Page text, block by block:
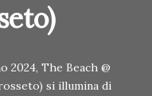
2024, The Beach @
si illumina di